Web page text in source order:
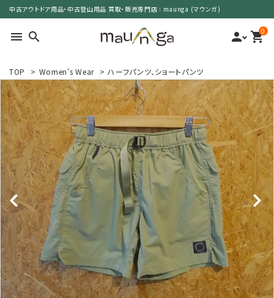
中古アウトドア用品・中古登山用品 買取・販売専門店 : maunga (マウンガ)
menu search person 0
shopping_cart
search
カテゴリーで選ぶ
サイズで選ぶ
特集で選ぶ
価格で選ぶ
買取案内
レンタル・修理
TOP > Women's Wear > ハーフパンツ、ショートパンツ